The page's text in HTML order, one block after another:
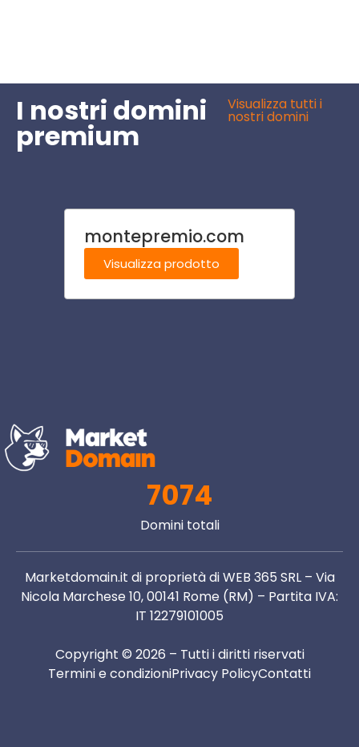
I nostri domini
premium
Visualizza tutti i
nostri domini
montepremio.com
Visualizza prodotto
7074
Domini totali
Marketdomain.it di proprietà di WEB 365 SRL – Via
Nicola Marchese 10, 00141 Rome (RM) – Partita IVA:
IT 12279101005
Copyright © 2026 – Tutti i diritti riservati
Termini e condizioniPrivacy PolicyContatti